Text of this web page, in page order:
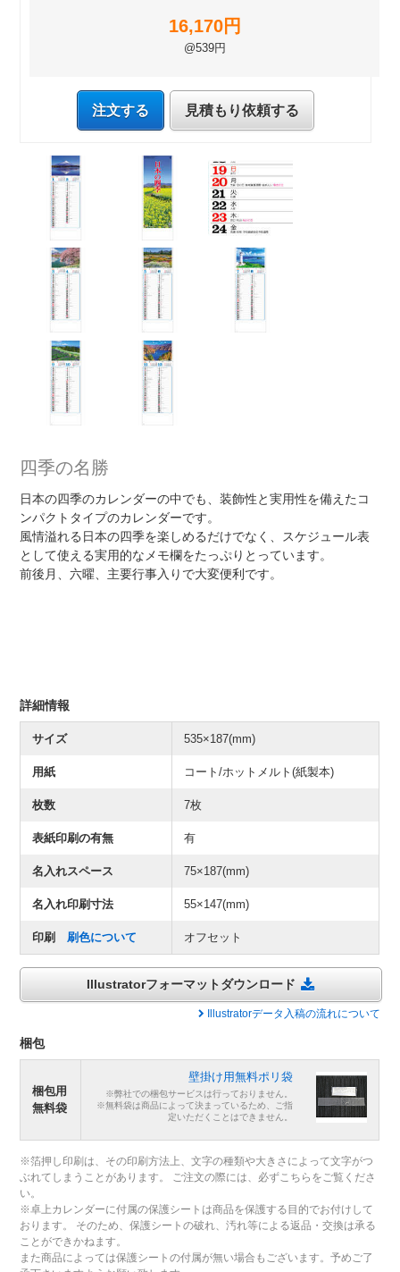
16,170円
@539円
注文する 見積もり依頼する
四季の名勝
日本の四季のカレンダーの中でも、装飾性と実用性を備えたコ
ンパクトタイプのカレンダーです。
風情溢れる日本の四季を楽しめるだけでなく、スケジュール表
として使える実用的なメモ欄をたっぷりとっています。
前後月、六曜、主要行事入りで大変便利です。
詳細情報
サイズ 535×187(mm)
用紙 コート/ホットメルト(紙製本)
枚数 7枚
表紙印刷の有無 有
名入れスペース 75×187(mm)
名入れ印刷寸法 55×147(mm)
印刷 刷色について オフセット
Illustratorフォーマットダウンロード
Illustratorデータ入稿の流れについて
梱包
梱包用
無料袋
壁掛け用無料ポリ袋
※弊社での梱包サービスは行っておりません。
※無料袋は商品によって決まっているため、ご指
定いただくことはできません。
※箔押し印刷は、その印刷方法上、文字の種類や大きさによって文字がつ
ぶれてしまうことがあります。 ご注文の際には、必ずこちらをご覧くださ
い。
※卓上カレンダーに付属の保護シートは商品を保護する目的でお付けして
おります。 そのため、保護シートの破れ、汚れ等による返品・交換は承る
ことができかねます。
また商品によっては保護シートの付属が無い場合もございます。予めご了